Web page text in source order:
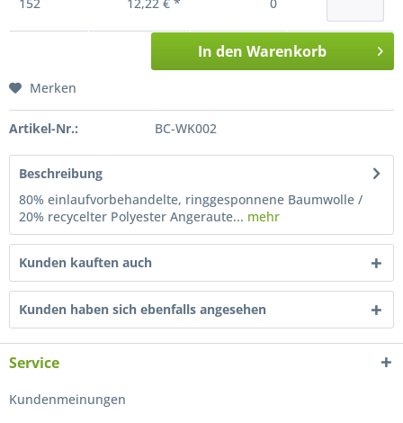
In den Warenkorb
Merken
Artikel-Nr.: BC-WK002
Beschreibung
80% einlaufvorbehandelte, ringgesponnene Baumwolle /
20% recycelter Polyester Angeraute... mehr
Kunden kauften auch
Kunden haben sich ebenfalls angesehen
Service
Kundenmeinungen